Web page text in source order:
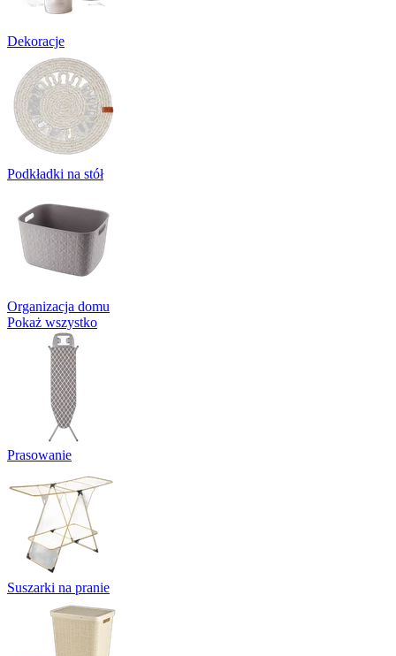
Dekoracje
Podkładki na stół
Organizacja domu
Pokaż wszystko
Prasowanie
Suszarki na pranie